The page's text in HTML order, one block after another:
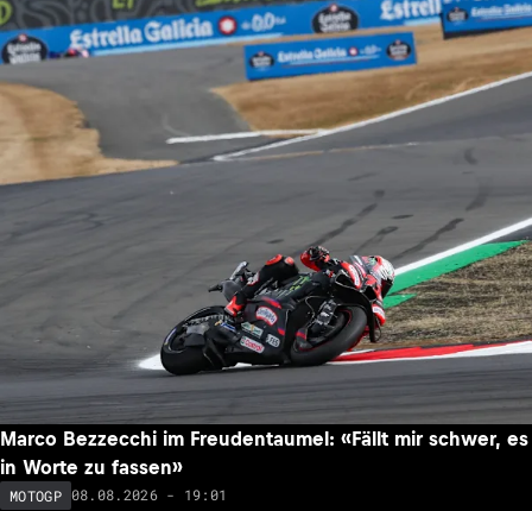
Marco Bezzecchi im Freudentaumel: «Fällt mir schwer, es
in Worte zu fassen»
MOTOGP 08.08.2026 - 19:01